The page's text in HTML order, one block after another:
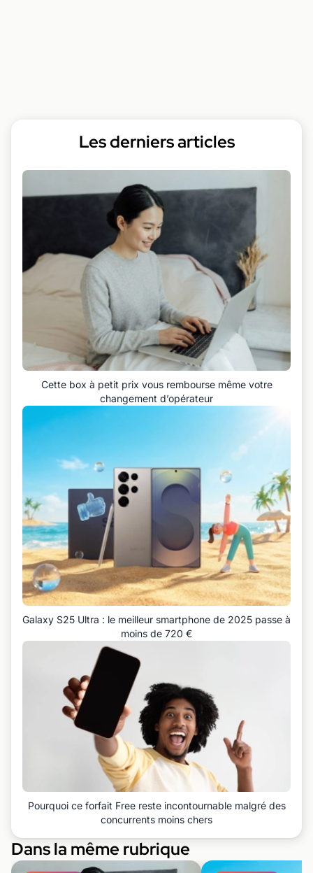
Les derniers articles
Cette box à petit prix vous rembourse même votre
changement d’opérateur
Galaxy S25 Ultra : le meilleur smartphone de 2025 passe à
moins de 720 €
Pourquoi ce forfait Free reste incontournable malgré des
concurrents moins chers
Dans la même rubrique